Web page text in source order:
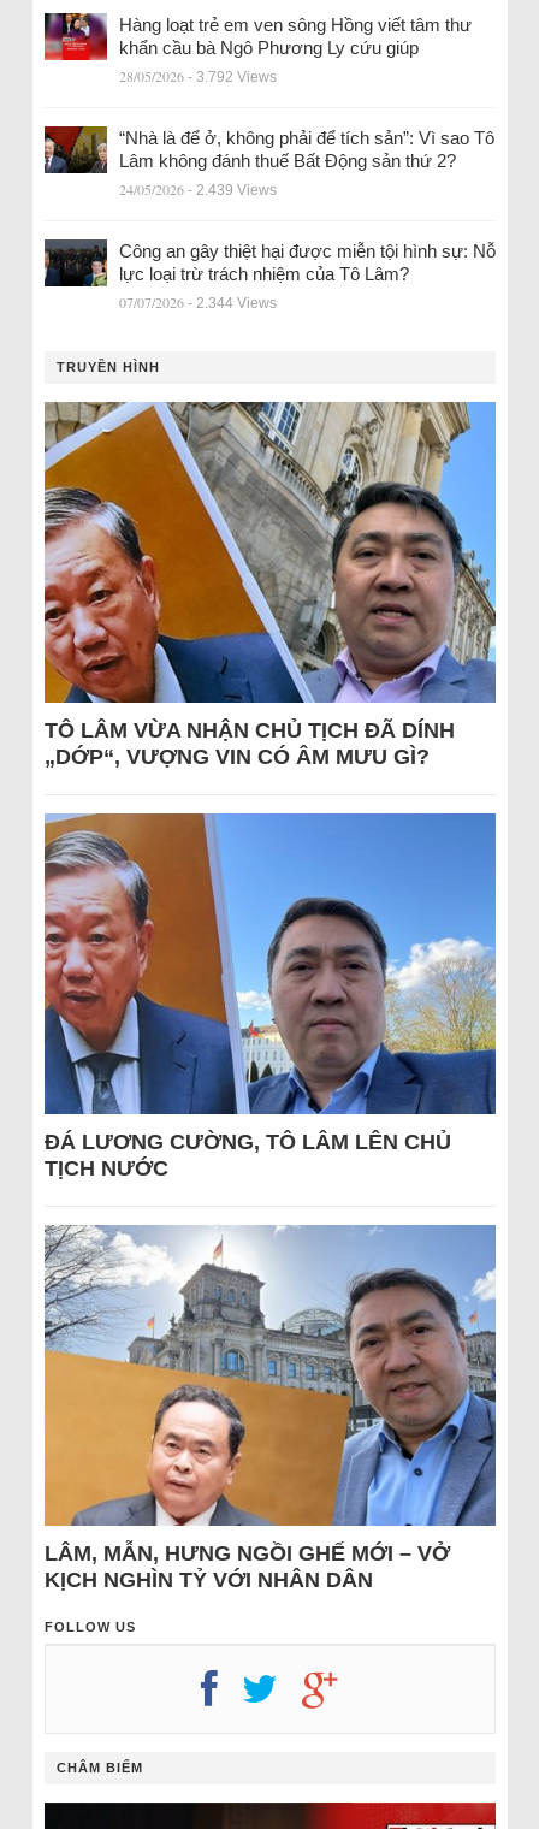
Hàng loạt trẻ em ven sông Hồng viết tâm thư
khẩn cầu bà Ngô Phương Ly cứu giúp
28/05/2026 - 3.792 Views
“Nhà là để ở, không phải để tích sản”: Vì sao Tô
Lâm không đánh thuế Bất Động sản thứ 2?
24/05/2026 - 2.439 Views
Công an gây thiệt hại được miễn tội hình sự: Nỗ
lực loại trừ trách nhiệm của Tô Lâm?
07/07/2026 - 2.344 Views
TRUYỀN HÌNH
TÔ LÂM VỪA NHẬN CHỦ TỊCH ĐÃ DÍNH
„DỚP“, VƯỢNG VIN CÓ ÂM MƯU GÌ?
ĐÁ LƯƠNG CƯỜNG, TÔ LÂM LÊN CHỦ
TỊCH NƯỚC
LÂM, MẪN, HƯNG NGỒI GHẾ MỚI – VỞ
KỊCH NGHÌN TỶ VỚI NHÂN DÂN
FOLLOW US
CHÂM BIẾM